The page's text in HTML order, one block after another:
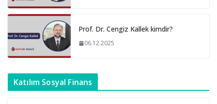
Prof. Dr. Cengiz Kallek kimdir?
06.12.2025
Katılım Sosyal Finans